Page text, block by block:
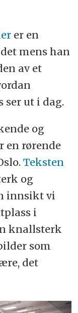
er en
mens han
av et
ut i dag.
og
en rørende
Teksten
og
innsikt vi
i
knallsterk
som
det